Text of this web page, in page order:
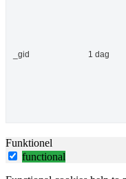
_gid 1 dag
Funktionel
functional